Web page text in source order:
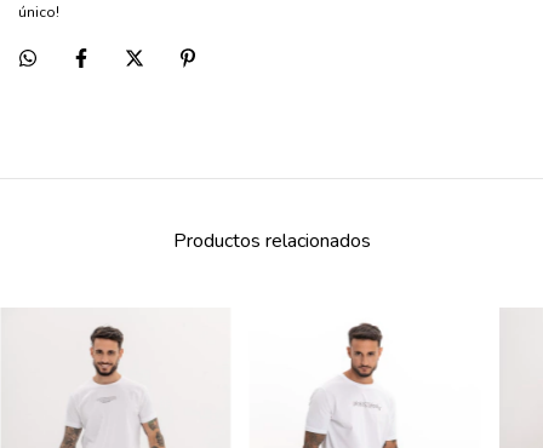
único!
Productos relacionados